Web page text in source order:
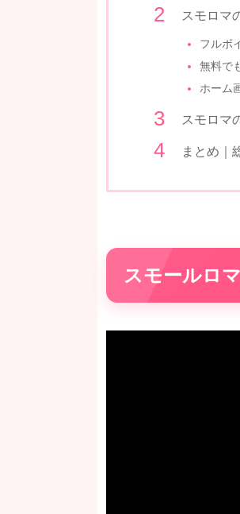
スモロマ
フルボ
無料で
ホーム
スモロマ
まとめ｜
スモールロ